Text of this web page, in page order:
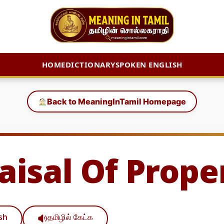
HOMEDICTIONARYSPOKEN ENGLISH
Back to MeaningInTamil Homepage
Of
தமிழில் கேட்க